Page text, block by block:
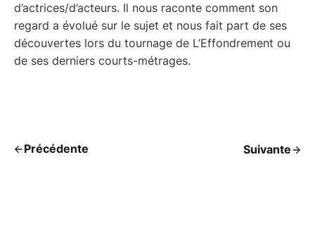
d’actrices/d’acteurs. Il nous raconte comment son
regard a évolué sur le sujet et nous fait part de ses
découvertes lors du tournage de L’Effondrement ou
de ses derniers courts-métrages.
Précédente Suivante